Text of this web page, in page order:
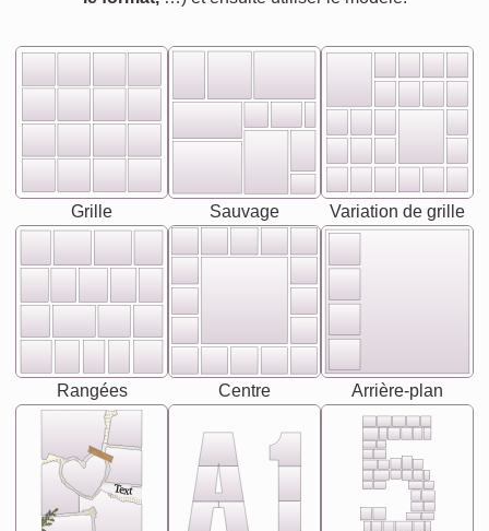
Grille Sauvage Variation de grille
Rangées Centre Arrière-plan
Text